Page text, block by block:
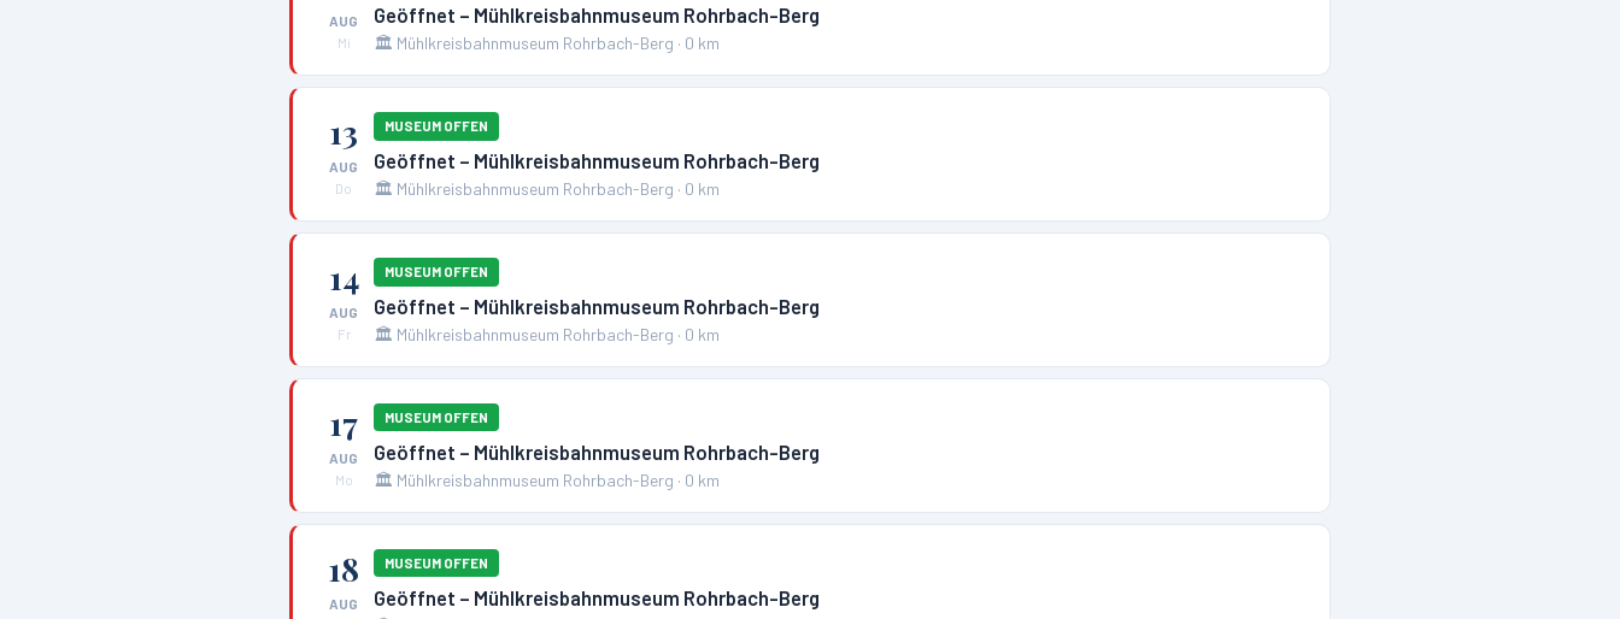
AUG
Mi
Geöffnet – Mühlkreisbahnmuseum Rohrbach-Berg
🏛️ Mühlkreisbahnmuseum Rohrbach-Berg · 0 km
13
AUG
Do
MUSEUM OFFEN
Geöffnet – Mühlkreisbahnmuseum Rohrbach-Berg
🏛️ Mühlkreisbahnmuseum Rohrbach-Berg · 0 km
14
AUG
Fr
MUSEUM OFFEN
Geöffnet – Mühlkreisbahnmuseum Rohrbach-Berg
🏛️ Mühlkreisbahnmuseum Rohrbach-Berg · 0 km
17
AUG
Mo
MUSEUM OFFEN
Geöffnet – Mühlkreisbahnmuseum Rohrbach-Berg
🏛️ Mühlkreisbahnmuseum Rohrbach-Berg · 0 km
18
AUG
MUSEUM OFFEN
Geöffnet – Mühlkreisbahnmuseum Rohrbach-Berg